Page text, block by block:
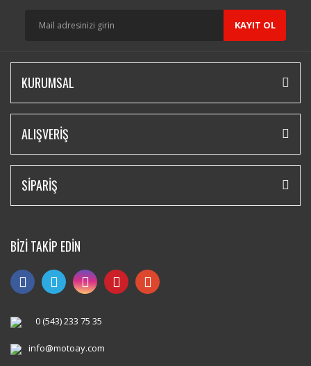
KAYIT OL
KURUMSAL
ALIŞVERİŞ
SİPARİŞ
BİZİ TAKİP EDİN
0 (543) 233 75 35
info@motoay.com